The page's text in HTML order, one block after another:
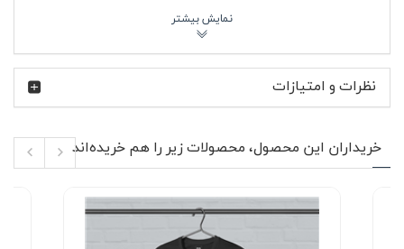
دوستانه و استایل اسپرت تبدیل کرده است.
🧵 ویژگی‌های محصول
پارچه پنبه ای نرم و تنفس پذیر مناسب استفاده روزمره
رنگ سفید قابل ست شدن با انواع استایل زنانه و مردانه
یقه گرد کشباف با فرم راحت و ایست مناسب
آستین کوتاه مناسب استفاده چهار فصل
دوخت سبک و راحت برای استفاده طولانی
بدون آب رفت در شستشوی اصولی با آب سرد
مناسب استایل اسپرت و نیمه‌رسمی روزمره
نظرات و امتیازات
خریداران این محصول، محصولات زیر را هم خریده‌اند